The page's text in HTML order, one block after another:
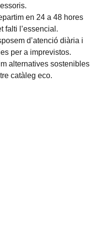
en 24 a 48 hores
falti l’essencial.
d’atenció diària i
per a imprevistos.
alternatives sostenibles
catàleg eco.